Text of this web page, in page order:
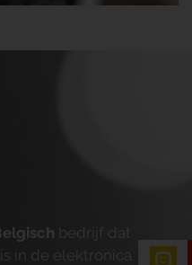
bedrijf dat
is in de elektronica